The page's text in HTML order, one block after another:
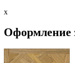
x
Оформление